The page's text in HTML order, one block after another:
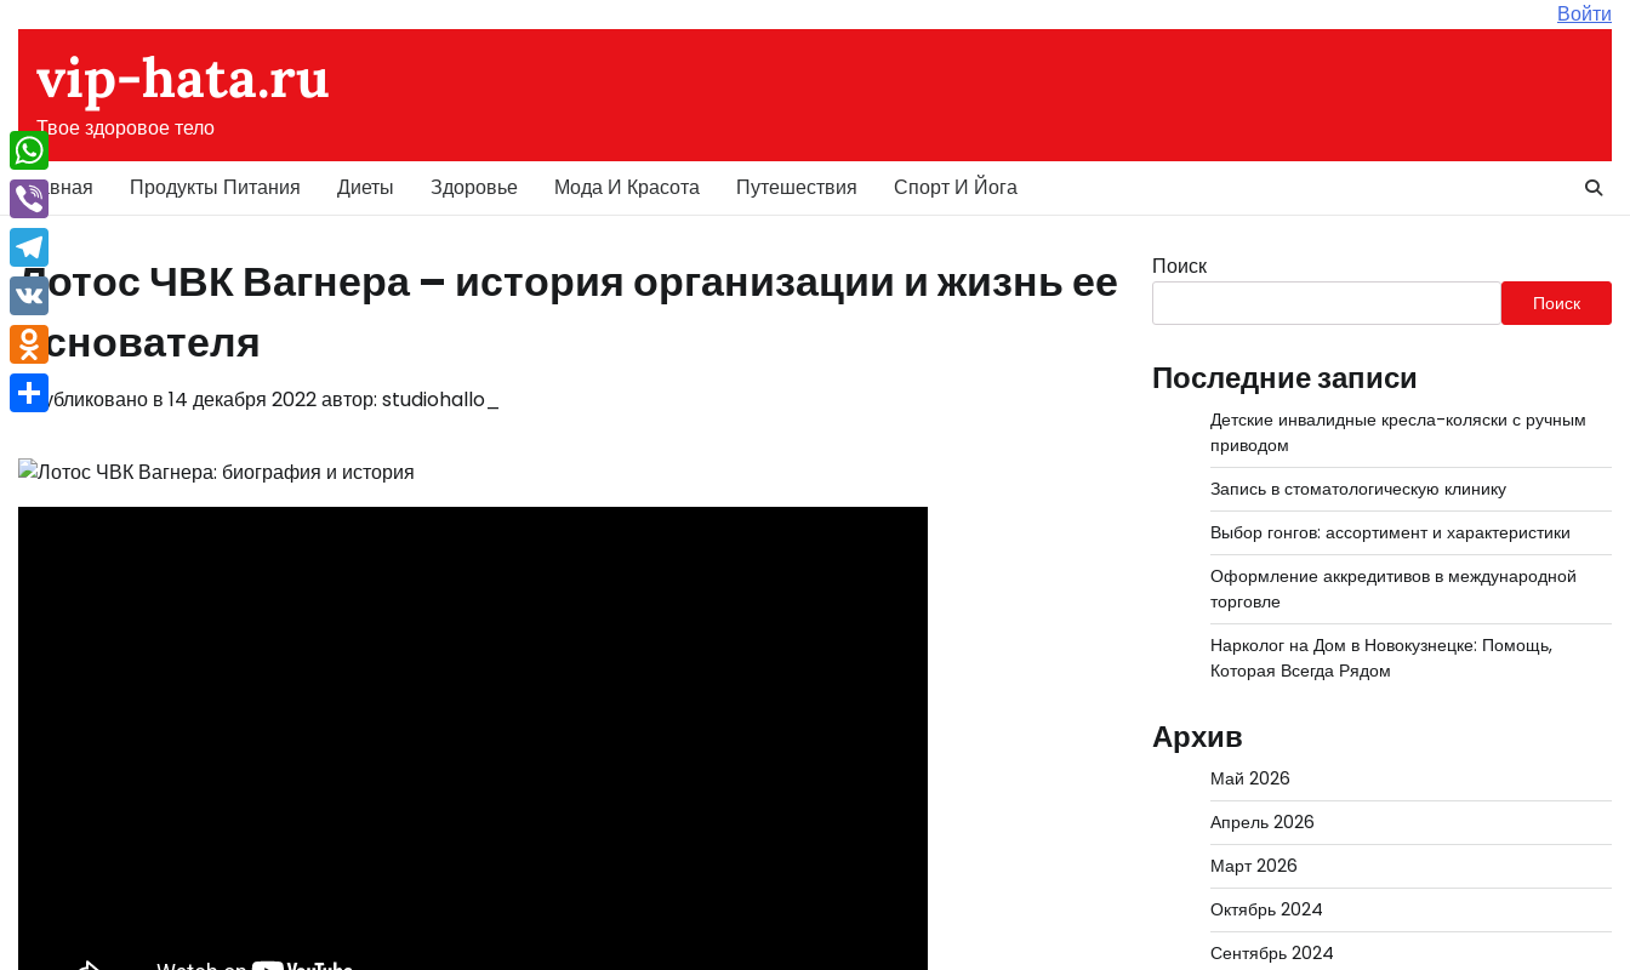
содержимому
Войти
vip-hata.ru
Твое здоровое тело
Главная Продукты Питания Диеты Здоровье Мода И Красота Путешествия Спорт И Йога
Лотос ЧВК Вагнера – история организации и жизнь ее
основателя
Опубликовано в 14 декабря 2022автор: studiohallo_
Поиск
Поиск
Последние записи
Детские инвалидные кресла-коляски с ручным
приводом
Запись в стоматологическую клинику
Выбор гонгов: ассортимент и характеристики
Оформление аккредитивов в международной
торговле
Нарколог на Дом в Новокузнецке: Помощь,
Которая Всегда Рядом
Архив
Май 2026
Апрель 2026
Март 2026
Октябрь 2024
Сентябрь 2024
WhatsApp
Viber
Telegram
VK
Odnoklassniki